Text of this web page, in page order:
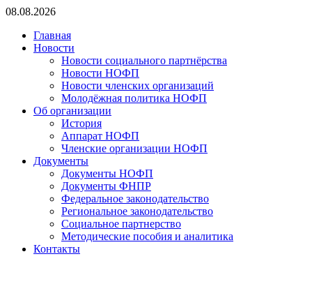
Перейти
содержимому
08.08.2026
Главная
Новости
Новости социального партнёрства
Новости НОФП
Новости членских организаций
Молодёжная политика НОФП
Об организации
История
Аппарат НОФП
Членские организации НОФП
Документы
Документы НОФП
Документы ФНПР
Федеральное законодательство
Региональное законодательство
Социальное партнерство
Методические пособия и аналитика
Контакты